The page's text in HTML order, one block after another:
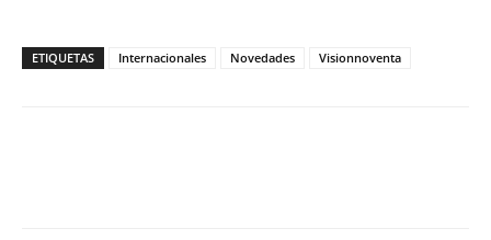
ETIQUETAS Internacionales Novedades Visionnoventa